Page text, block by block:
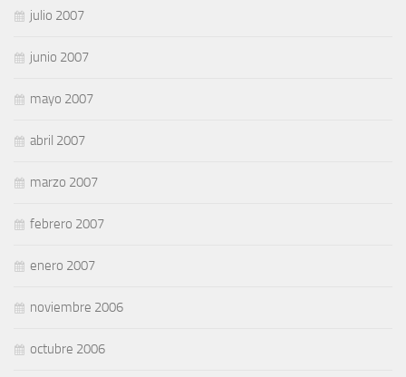
julio 2007
junio 2007
mayo 2007
abril 2007
marzo 2007
febrero 2007
enero 2007
noviembre 2006
octubre 2006